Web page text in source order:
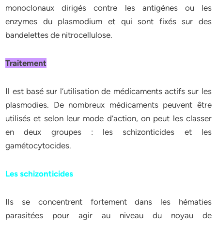
monoclonaux dirigés contre les antigènes ou les
enzymes du plasmodium et qui sont fixés sur des
bandelettes de nitrocellulose.
Traitement
Il est basé sur l’utilisation de médicaments actifs sur les
plasmodies. De nombreux médicaments peuvent être
utilisés et selon leur mode d’action, on peut les classer
en deux groupes : les schizonticides et les
gamétocytocides.
Les schizonticides
Ils se concentrent fortement dans les hématies
parasitées pour agir au niveau du noyau de